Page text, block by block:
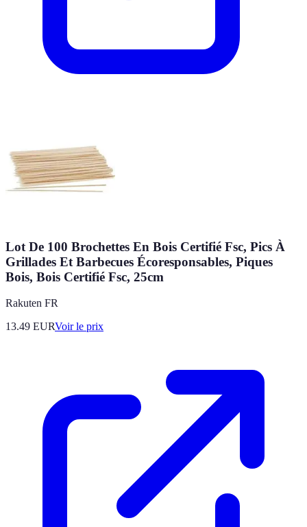
Lot De 100 Brochettes En Bois Certifié Fsc, Pics À
Grillades Et Barbecues Écoresponsables, Piques
Bois, Bois Certifié Fsc, 25cm
Rakuten FR
13.49 EURVoir le prix